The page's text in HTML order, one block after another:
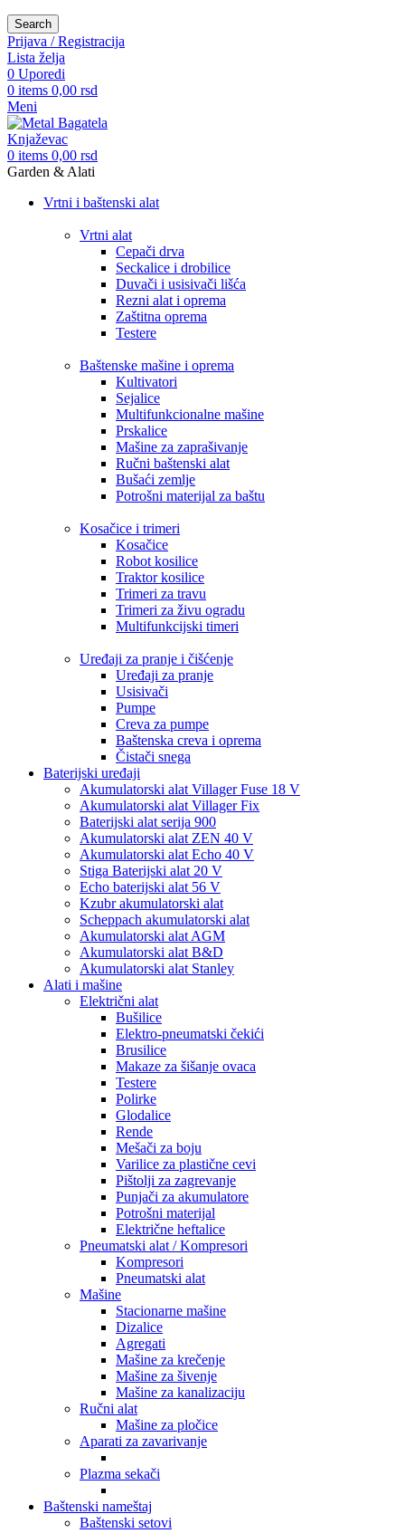
Search
Prijava / Registracija
Lista želja
0 Uporedi
0 items 0,00 rsd
Meni
0 items 0,00 rsd
Garden & Alati
Vrtni i baštenski alat
Vrtni alat
Cepači drva
Seckalice i drobilice
Duvači i usisivači lišća
Rezni alat i oprema
Zaštitna oprema
Testere
Baštenske mašine i oprema
Kultivatori
Sejalice
Multifunkcionalne mašine
Prskalice
Mašine za zaprašivanje
Ručni baštenski alat
Bušaći zemlje
Potrošni materijal za baštu
Kosačice i trimeri
Kosačice
Robot kosilice
Traktor kosilice
Trimeri za travu
Trimeri za živu ogradu
Multifunkcijski timeri
Uređaji za pranje i čišćenje
Uređaji za pranje
Usisivači
Pumpe
Creva za pumpe
Baštenska creva i oprema
Čistači snega
Baterijski uređaji
Akumulatorski alat Villager Fuse 18 V
Akumulatorski alat Villager Fix
Baterijski alat serija 900
Akumulatorski alat ZEN 40 V
Akumulatorski alat Echo 40 V
Stiga Baterijski alat 20 V
Echo baterijski alat 56 V
Kzubr akumulatorski alat
Scheppach akumulatorski alat
Akumulatorski alat AGM
Akumulatorski alat B&D
Akumulatorski alat Stanley
Alati i mašine
Električni alat
Bušilice
Elektro-pneumatski čekići
Brusilice
Makaze za šišanje ovaca
Testere
Polirke
Glodalice
Rende
Mešači za boju
Varilice za plastične cevi
Pištolji za zagrevanje
Punjači za akumulatore
Potrošni materijal
Električne heftalice
Pneumatski alat / Kompresori
Kompresori
Pneumatski alat
Mašine
Stacionarne mašine
Dizalice
Agregati
Mašine za krečenje
Mašine za šivenje
Mašine za kanalizaciju
Ručni alat
Mašine za pločice
Aparati za zavarivanje
Plazma sekači
Baštenski nameštaj
Baštenski setovi